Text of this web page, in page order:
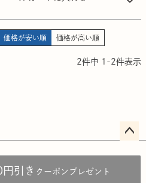
価格が安い順 価格が高い順
2件中 1 -2件表示
引き クーポンプレゼント